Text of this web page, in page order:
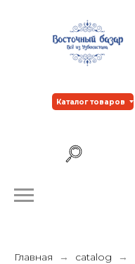
Каталог товаров
Главная catalog